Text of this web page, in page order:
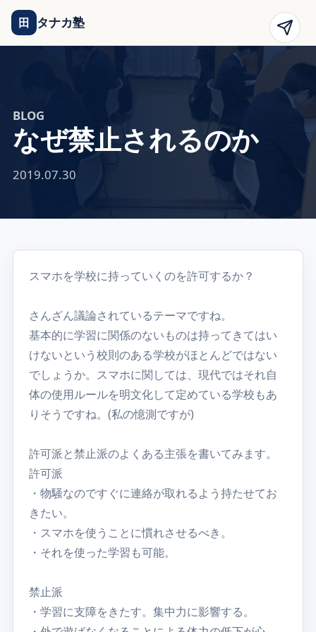
田 タナカ塾
BLOG
なぜ禁止されるのか
2019.07.30
スマホを学校に持っていくのを許可するか？
さんざん議論されているテーマですね。
基本的に学習に関係のないものは持ってきてはい
けないという校則のある学校がほとんどではない
でしょうか。スマホに関しては、現代ではそれ自
体の使用ルールを明文化して定めている学校もあ
りそうですね。(私の憶測ですが)
許可派と禁止派のよくある主張を書いてみます。
許可派
・物騒なのですぐに連絡が取れるよう持たせてお
きたい。
・スマホを使うことに慣れさせるべき。
・それを使った学習も可能。
禁止派
・学習に支障をきたす。集中力に影響する。